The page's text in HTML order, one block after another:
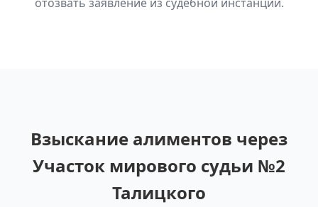
Взыскание алиментов через
Участок мирового судьи №2
Талицкого